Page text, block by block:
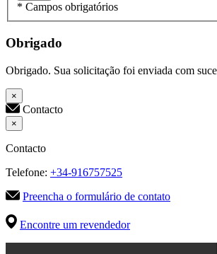
* Campos obrigatórios
Obrigado
Obrigado. Sua solicitação foi enviada com
×
Contacto
×
Contacto
Telefone: +34-916757525
Preencha o formulário de contato
Encontre um revendedor